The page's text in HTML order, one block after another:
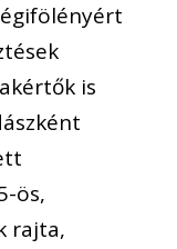
is
ös,
rajta,